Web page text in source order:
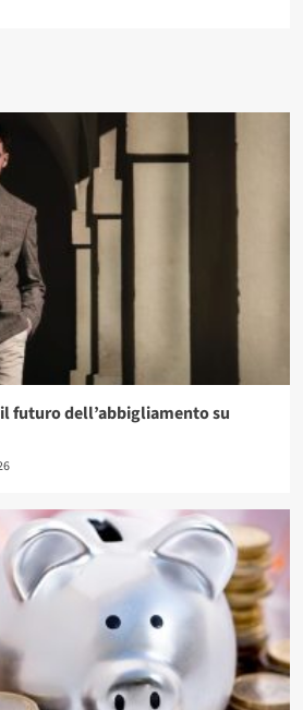
futuro dell’abbigliamento su